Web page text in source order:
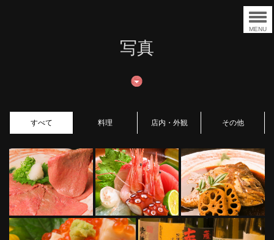
MENU
写真
すべて 料理 店内・外観 その他